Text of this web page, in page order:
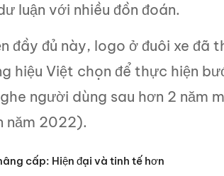
luận với nhiều đồn đoán.
đầy đủ này, logo ở đuôi xe đã
hiệu Việt chọn để thực hiện
người dùng sau hơn 2
năm 2022).
cấp: Hiện đại và tinh tế hơn